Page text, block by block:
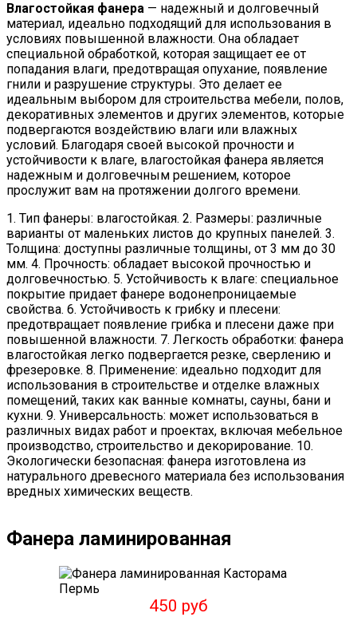
Влагостойкая фанера — надежный и долговечный
материал, идеально подходящий для использования в
условиях повышенной влажности. Она обладает
специальной обработкой, которая защищает ее от
попадания влаги, предотвращая опухание, появление
гнили и разрушение структуры. Это делает ее
идеальным выбором для строительства мебели, полов,
декоративных элементов и других элементов, которые
подвергаются воздействию влаги или влажных
условий. Благодаря своей высокой прочности и
устойчивости к влаге, влагостойкая фанера является
надежным и долговечным решением, которое
прослужит вам на протяжении долгого времени.
1. Тип фанеры: влагостойкая. 2. Размеры: различные
варианты от маленьких листов до крупных панелей. 3.
Толщина: доступны различные толщины, от 3 мм до 30
мм. 4. Прочность: обладает высокой прочностью и
долговечностью. 5. Устойчивость к влаге: специальное
покрытие придает фанере водонепроницаемые
свойства. 6. Устойчивость к грибку и плесени:
предотвращает появление грибка и плесени даже при
повышенной влажности. 7. Легкость обработки: фанера
влагостойкая легко подвергается резке, сверлению и
фрезеровке. 8. Применение: идеально подходит для
использования в строительстве и отделке влажных
помещений, таких как ванные комнаты, сауны, бани и
кухни. 9. Универсальность: может использоваться в
различных видах работ и проектах, включая мебельное
производство, строительство и декорирование. 10.
Экологически безопасная: фанера изготовлена из
натурального древесного материала без использования
вредных химических веществ.
Фанера ламинированная
450 руб